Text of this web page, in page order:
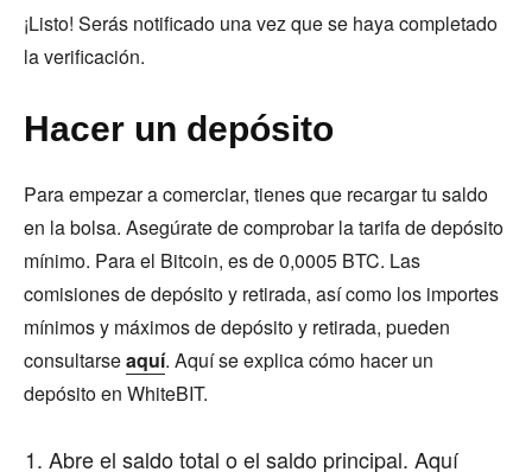
¡Listo! Serás notificado una vez que se haya completado
la verificación.
Hacer un depósito
Para empezar a comerciar, tienes que recargar tu saldo
en la bolsa. Asegúrate de comprobar la tarifa de depósito
mínimo. Para el Bitcoin, es de 0,0005 BTC. Las
comisiones de depósito y retirada, así como los importes
mínimos y máximos de depósito y retirada, pueden
consultarseaquí. Aquí se explica cómo hacer un
depósito en WhiteBIT.
Abre el saldo total o el saldo principal. Aquí